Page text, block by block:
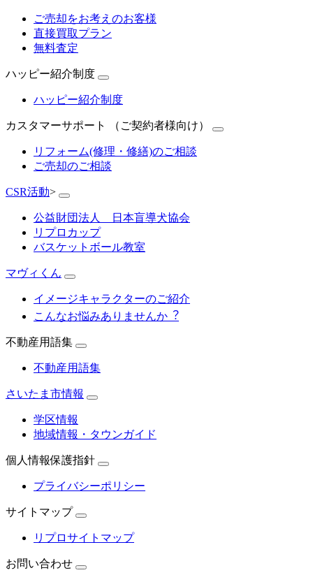
ご売却をお考えのお客様
直接買取プラン
無料査定
ハッピー紹介制度
ハッピー紹介制度
カスタマーサポート （ご契約者様向け）
リフォーム(修理・修繕)のご相談
ご売却のご相談
CSR活動>
公益財団法人 日本盲導犬協会
リプロカップ
バスケットボール教室
マヴィくん
イメージキャラクターのご紹介
こんなお悩みありませんか︖
不動産用語集
不動産用語集
さいたま市情報
学区情報
地域情報・タウンガイド
個人情報保護指針
プライバシーポリシー
サイトマップ
リプロサイトマップ
お問い合わせ